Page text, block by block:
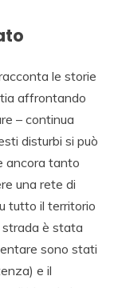
le storie
affrontando
– continua
disturbi si può
ancora tanto
una rete di
tutto il territorio
strada è stata
sono stati
e il